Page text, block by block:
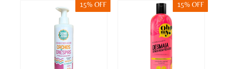
15% OFF 15% OFF